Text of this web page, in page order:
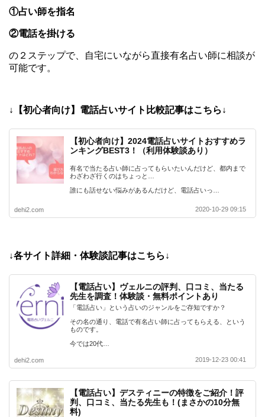
①占い師を指名
②電話を掛ける
の２ステップで、自宅にいながら直接有名占い師に相談が
可能です。
↓【初心者向け】電話占いサイト比較記事はこちら↓
【初心者向け】2024電話占いサイトおすすめラ
ンキングBEST3！（利用体験談あり）
有名で当たる占い師に占ってもらいたいんだけど、都内まで
わざわざ行くのはちょっと…
誰にも話せない悩みがあるんだけど、電話占いっ…
dehi2.com 2020-10-29 09:15
↓各サイト詳細・体験談記事はこちら↓
【電話占い】ヴェルニの評判、口コミ、当たる
先生を調査！体験談・無料ポイントあり
「電話占い」という占いのジャンルをご存知ですか？
その名の通り、電話で有名占い師に占ってもらえる、という
ものです。
今では20代…
dehi2.com 2019-12-23 00:41
【電話占い】デスティニーの特徴をご紹介！評
判、口コミ、当たる先生も！(まさかの10分無
料)